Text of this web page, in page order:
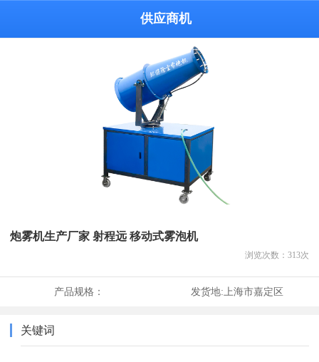
供应商机
炮雾机生产厂家 射程远 移动式雾泡机
浏览次数： 313次
产品规格： 发货地:上海市嘉定区
关键词